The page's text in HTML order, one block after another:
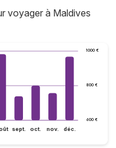
voyager à Maldives
600 €
800 €
1 000 €
sept. oct. nov. déc.